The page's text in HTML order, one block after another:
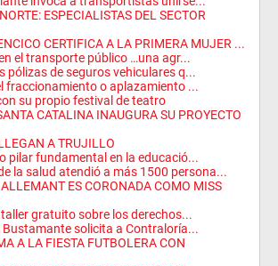
ESPECIALISTAS DEL SECTOR
CERTIFICA A LA PRIMERA MUJER ...
el transporte público …una agr...
pólizas de seguros vehiculares q...
fraccionamiento o aplazamiento ...
su propio festival de teatro
CATALINA INAUGURA SU PROYECTO
A TRUJILLO
pilar fundamental en la educació...
la salud atendió a más 1500 persona...
ES CORONADA COMO MISS
gratuito sobre los derechos...
solicita a Contraloría...
A LA FIESTA FUTBOLERA CON